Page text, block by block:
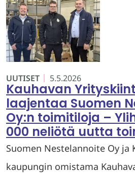
UUTISET 5.5.2026
Kauhavan
laajentaa Suomen
Oy:n toimitiloja –
000 neliötä uutta
Suomen Nestelannoite Oy ja
kaupungin omistama